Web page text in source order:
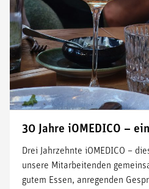
30 Jahre iOMEDICO –
Drei Jahrzehnte iOMEDICO –
unsere Mitarbeitenden
gutem Essen, anregenden